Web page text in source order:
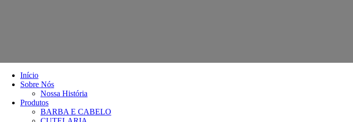
Início
Sobre Nós
Nossa História
Produtos
BARBA E CABELO